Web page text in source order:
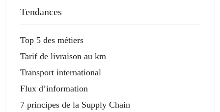
Tendances
Top 5 des métiers
Tarif de livraison au km
Transport international
Flux d’information
7 principes de la Supply Chain